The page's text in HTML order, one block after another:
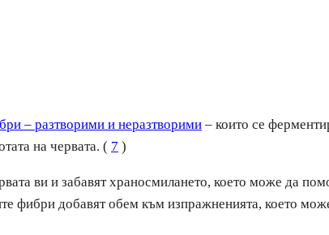
– разтворими и неразтворими – които се
на червата. ( 7 )
ви и забавят храносмилането, което може да
фибри добавят обем към изпражненията, което